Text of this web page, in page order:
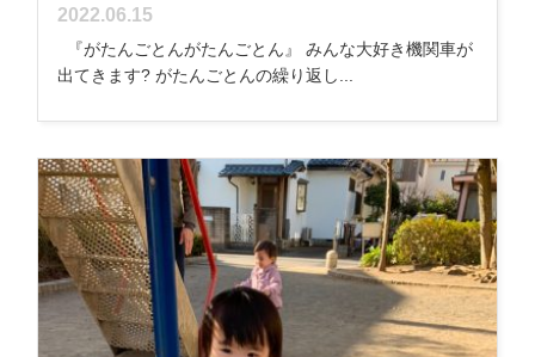
2022.06.15
『がたんごとんがたんごとん』 みんな大好き機関車が
出てきます? がたんごとんの繰り返し...